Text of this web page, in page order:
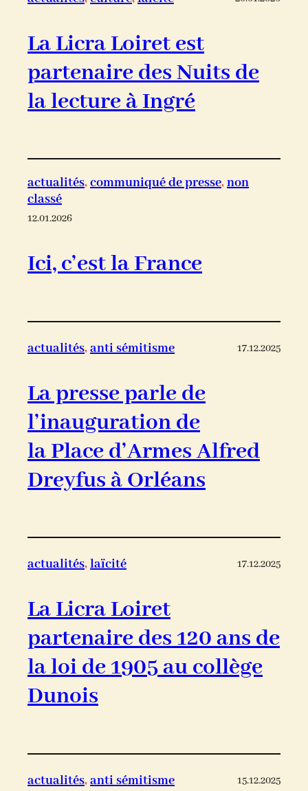
La Licra Loiret est
partenaire des Nuits de
la lecture à Ingré
actualités, communiqué de presse, non
classé
12.01.2026
Ici, c’est la France
actualités, anti sémitisme 17.12.2025
La presse parle de
l’inauguration de
la Place d’Armes Alfred
Dreyfus à Orléans
actualités, laïcité 17.12.2025
La Licra Loiret
partenaire des 120 ans de
la loi de 1905 au collège
Dunois
actualités, anti sémitisme 15.12.2025